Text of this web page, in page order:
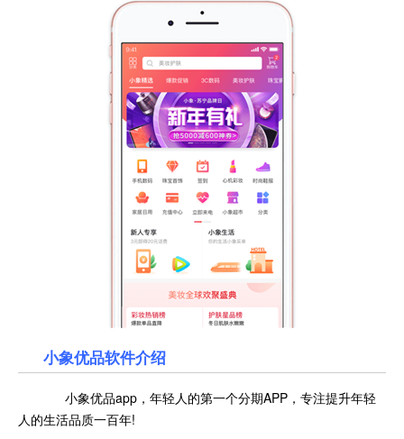
小象优品软件介绍
小象优品app，年轻人的第一个分期APP，专注提升年轻
人的生活品质一百年!